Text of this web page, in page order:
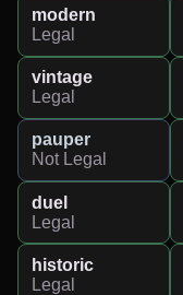
modern
Legal
vintage
Legal
pauper
Not Legal
duel
Legal
historic
Legal